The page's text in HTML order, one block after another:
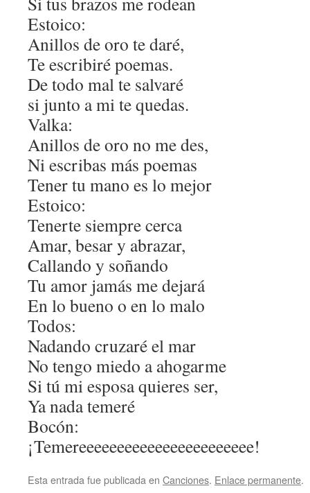
Estoico:
Anillos de oro te daré,
Te escribiré poemas.
De todo mal te salvaré
si junto a mi te quedas.
Valka:
Anillos de oro no me des,
Ni escribas más poemas
Tener tu mano es lo mejor
Estoico:
Tenerte siempre cerca
Amar, besar y abrazar,
Callando y soñando
Tu amor jamás me dejará
En lo bueno o en lo malo
Todos:
Nadando cruzaré el mar
No tengo miedo a ahogarme
Si tú mi esposa quieres ser,
Ya nada temeré
Bocón:
¡Temereeeeeeeeeeeeeeeeeeeeeee!
Esta entrada fue publicada en Canciones. Enlace permanente.